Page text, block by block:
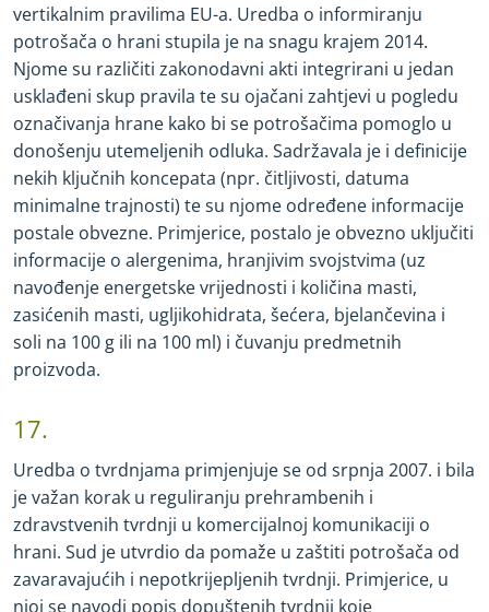
vertikalnim pravilima EU-a. Uredba o informiranju
potrošača o hrani stupila je na snagu krajem 2014.
Njome su različiti zakonodavni akti integrirani u jedan
usklađeni skup pravila te su ojačani zahtjevi u pogledu
označivanja hrane kako bi se potrošačima pomoglo u
donošenju utemeljenih odluka. Sadržavala je i definicije
nekih ključnih koncepata (npr. čitljivosti, datuma
minimalne trajnosti) te su njome određene informacije
postale obvezne. Primjerice, postalo je obvezno uključiti
informacije o alergenima, hranjivim svojstvima (uz
navođenje energetske vrijednosti i količina masti,
zasićenih masti, ugljikohidrata, šećera, bjelančevina i
soli na 100 g ili na 100 ml) i čuvanju predmetnih
proizvoda.
17.
Uredba o tvrdnjama primjenjuje se od srpnja 2007. i bila
je važan korak u reguliranju prehrambenih i
zdravstvenih tvrdnji u komercijalnoj komunikaciji o
hrani. Sud je utvrdio da pomaže u zaštiti potrošača od
zavaravajućih i nepotkrijepljenih tvrdnji. Primjerice, u
njoj se navodi popis dopuštenih tvrdnji koje